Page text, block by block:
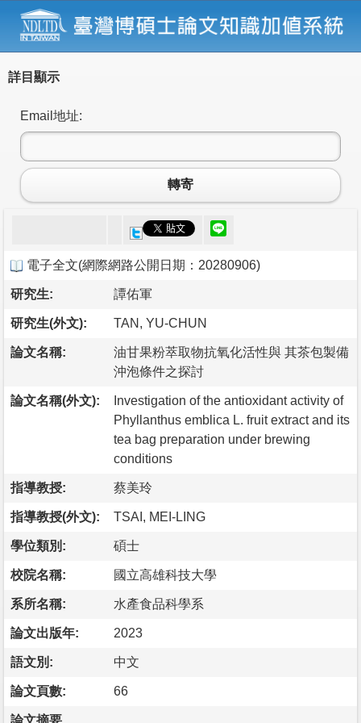
詳目顯示
Email地址:
轉寄
電子全文(網際網路公開日期：20280906)
研究生: 譚佑軍
研究生(外文): TAN, YU-CHUN
論文名稱:
油甘果粉萃取物抗氧化活性與 其茶包製備
沖泡條件之探討
論文名稱(外文):
Investigation of the antioxidant activity of
Phyllanthus emblica L. fruit extract and its
tea bag preparation under brewing
conditions
指導教授: 蔡美玲
指導教授(外文): TSAI, MEI-LING
學位類別: 碩士
校院名稱: 國立高雄科技大學
系所名稱: 水產食品科學系
論文出版年: 2023
語文別: 中文
論文頁數: 66
論文摘要